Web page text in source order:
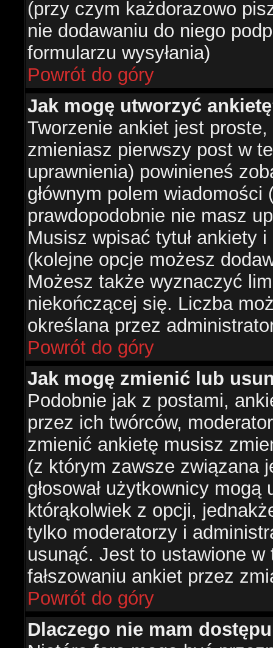
(przy czym każdorazowo
nie dodawaniu do niego
formularzu wysyłania)
Powrót do góry
Jak mogę utworzyć
Tworzenie ankiet jest
zmieniasz pierwszy post w
uprawnienia) powinieneś
głównym polem
prawdopodobnie nie masz
Musisz wpisać tytuł ankiety
(kolejne opcje możesz
Możesz także wyznaczyć
niekończącej się. Liczba
określana przez
Powrót do góry
Jak mogę zmienić lub
Podobnie jak z postami,
przez ich twórców,
zmienić ankietę musisz
(z którym zawsze związana
głosował użytkownicy
którąkolwiek z opcji,
tylko moderatorzy i
usunąć. Jest to ustawione
fałszowaniu ankiet przez
Powrót do góry
Dlaczego nie mam